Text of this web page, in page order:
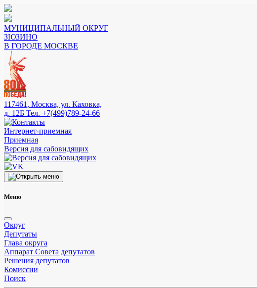
МУНИЦИПАЛЬНЫЙ ОКРУГ
ЗЮЗИНО
В ГОРОДЕ МОСКВЕ
117461, Москва, ул. Каховка,
д. 12Б Тел. +7(499)789-24-66
Интернет-приемная
Приемная
Версия для сабовидящих
Меню
Округ
Депутаты
Глава округа
Аппарат Совета депутатов
Решения депутатов
Комиссии
Поиск